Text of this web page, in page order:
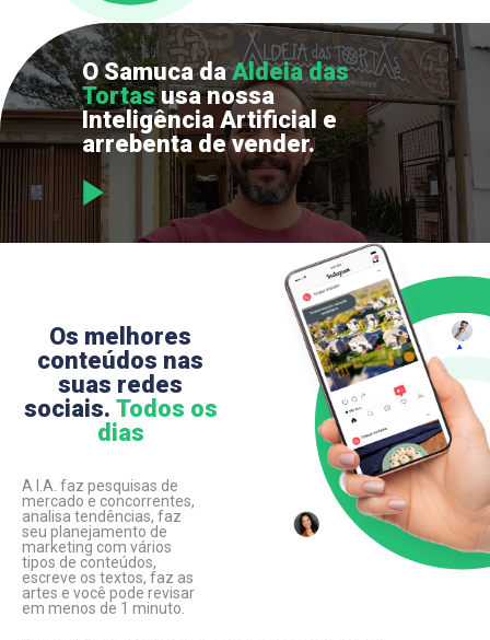
O Samuca daAldeia das
Tortasusa nossa
Inteligência Artificial e
arrebenta de vender.
Os melhores
conteúdos nas
suas redes
sociais. Todos os
dias
A I.A. faz pesquisas de
mercado e concorrentes,
analisa tendências, faz
seu planejamento de
marketing com vários
tipos de conteúdos,
escreve os textos, faz as
artes e você pode revisar
em menos de 1 minuto.